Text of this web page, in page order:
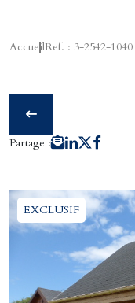
AccueilRef. : 3-2542-1040
Partage :
EXCLUSIF